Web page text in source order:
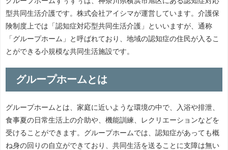
型共同生活介護です。株式会社アイシマが運営しています。介護保
険制度上では「認知症対応型共同生活介護」といいますが、通称
「グループホーム」と呼ばれており、地域の認知症の住民が入るこ
とができる小規模な共同生活施設です。
グループホームとは
グループホームとは、家庭に近いような環境の中で、入浴や排泄、
食事夏の日常生活上の介助や、機能訓練、レクリエーションなどを
受けることができます。グループホームでは、認知症があっても概
ね身の回りの自立ができており、共同生活を送ることに支障は無い